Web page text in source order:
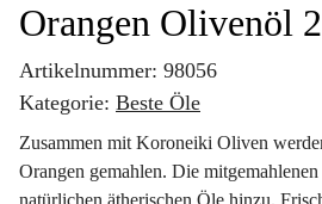
Orangen Olivenöl
Artikelnummer: 98056
Kategorie: Beste Öle
Zusammen mit Koroneiki Oliven
Orangen gemahlen. Die